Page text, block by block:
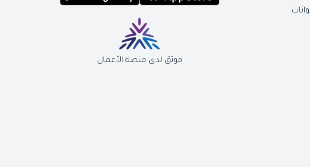
موثق لدى منصة الأعمال